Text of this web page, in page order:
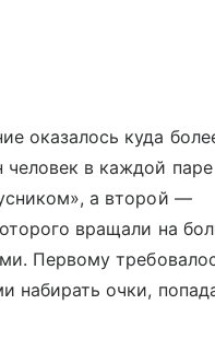
оказалось куда
в каждой паре
а второй —
вращали на
Первому
набирать очки,